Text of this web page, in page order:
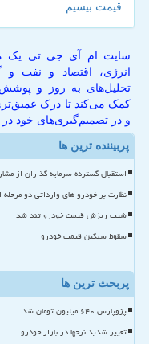
قیمت بیسیم
سایت ام آی جی تی یک
انرژی، اقتصاد و نفت و
تحلیل‌های به روز و
کمک می‌کند تا درک
و در تصمیم‌گیری‌های خود در
پربیننده ترین ها
استقبال گسترده سرمایه گذاران از
نظارت بر خودرو های وارداتی دو
شیب ریزش قیمت خودرو تند شد
سقوط سنگین قیمت خودرو
پربحث ترین ها
پژوپارس ۶۴۰ میلیون تومان شد
تغییر شدید نرخها در بازار خودرو